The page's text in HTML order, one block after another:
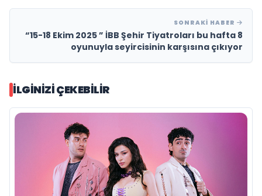
SONRAKI HABER
“15-18 Ekim 2025 ” İBB Şehir Tiyatroları bu hafta 8
oyunuyla seyircisinin karşısına çıkıyor
İLGINIZI ÇEKEBILIR